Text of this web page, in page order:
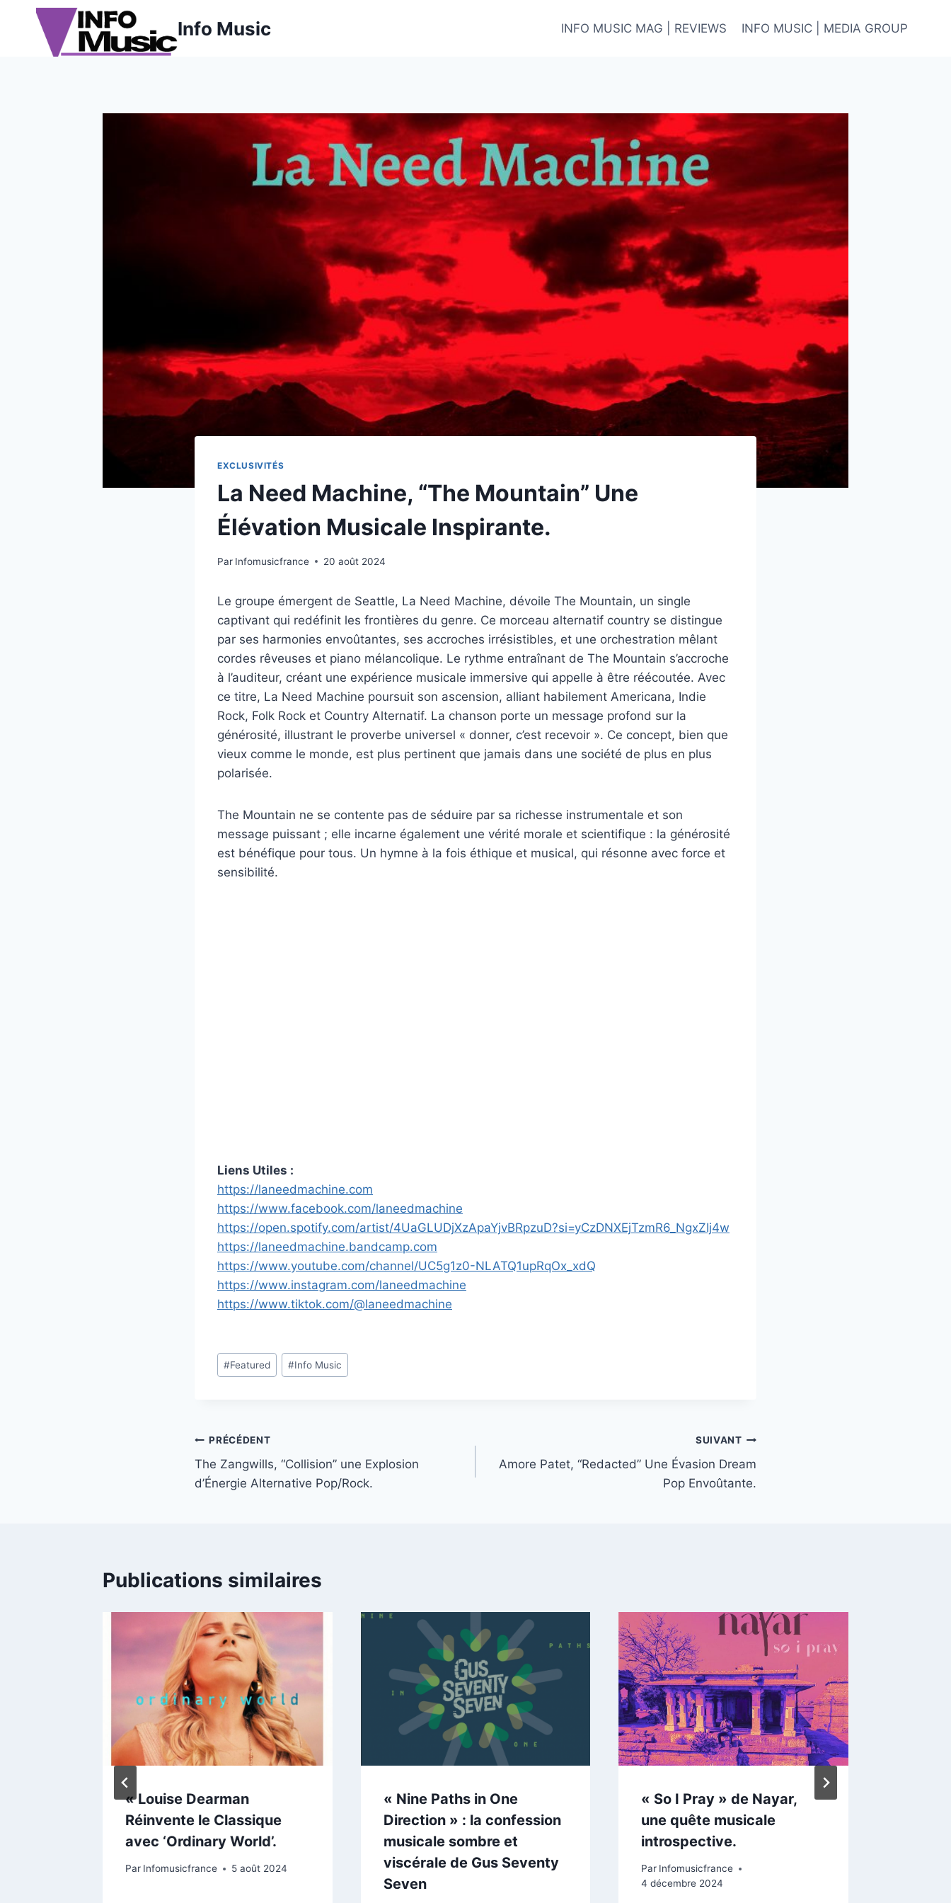
Info Music INFO MUSIC MAG | REVIEWS INFO MUSIC | MEDIA GROUP
EXCLUSIVITÉS
La Need Machine, “The Mountain” Une
Élévation Musicale Inspirante.
Par Infomusicfrance 20 août 2024
Le groupe émergent de Seattle, La Need Machine, dévoile The Mountain, un single
captivant qui redéfinit les frontières du genre. Ce morceau alternatif country se distingue
par ses harmonies envoûtantes, ses accroches irrésistibles, et une orchestration mêlant
cordes rêveuses et piano mélancolique. Le rythme entraînant de The Mountain s’accroche
à l’auditeur, créant une expérience musicale immersive qui appelle à être réécoutée. Avec
ce titre, La Need Machine poursuit son ascension, alliant habilement Americana, Indie
Rock, Folk Rock et Country Alternatif. La chanson porte un message profond sur la
générosité, illustrant le proverbe universel « donner, c’est recevoir ». Ce concept, bien que
vieux comme le monde, est plus pertinent que jamais dans une société de plus en plus
polarisée.
The Mountain ne se contente pas de séduire par sa richesse instrumentale et son
message puissant ; elle incarne également une vérité morale et scientifique : la générosité
est bénéfique pour tous. Un hymne à la fois éthique et musical, qui résonne avec force et
sensibilité.
Liens Utiles :
https://laneedmachine.com
https://www.facebook.com/laneedmachine
https://open.spotify.com/artist/4UaGLUDjXzApaYjvBRpzuD?si=yCzDNXEjTzmR6_NgxZIj4w
https://laneedmachine.bandcamp.com
https://www.youtube.com/channel/UC5g1z0-NLATQ1upRqOx_xdQ
https://www.instagram.com/laneedmachine
https://www.tiktok.com/@laneedmachine
Étiquettes
de
#Featured #Info Music
Navigation
de
PRÉCÉDENT
The Zangwills, “Collision” une Explosion
d’Énergie Alternative Pop/Rock.
SUIVANT
Amore Patet, “Redacted” Une Évasion Dream
Pop Envoûtante.
Publications similaires
« Louise Dearman
Réinvente le Classique
avec ‘Ordinary World’.
Par Infomusicfrance 5 août 2024
« Nine Paths in One
Direction » : la confession
musicale sombre et
viscérale de Gus Seventy
Seven
« So I Pray » de Nayar,
une quête musicale
introspective.
Par Infomusicfrance
4 décembre 2024